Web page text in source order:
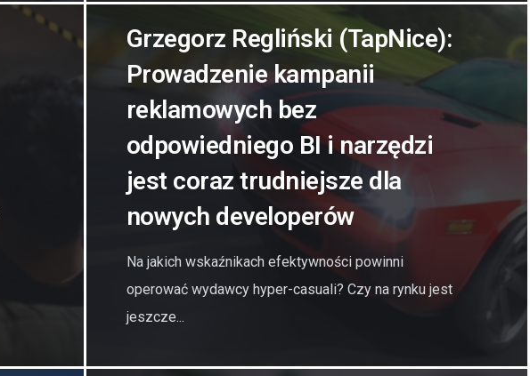
Grzegorz Regliński (TapNice):
Prowadzenie kampanii
reklamowych bez
odpowiedniego BI i narzędzi
jest coraz trudniejsze dla
nowych developerów
Na jakich wskaźnikach efektywności powinni
operować wydawcy hyper-casuali? Czy na rynku jest
jeszcze...